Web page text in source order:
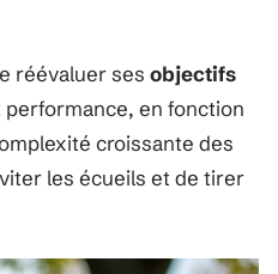
réévaluer ses objectifs
performance, en fonction
croissante des
les écueils et de tirer